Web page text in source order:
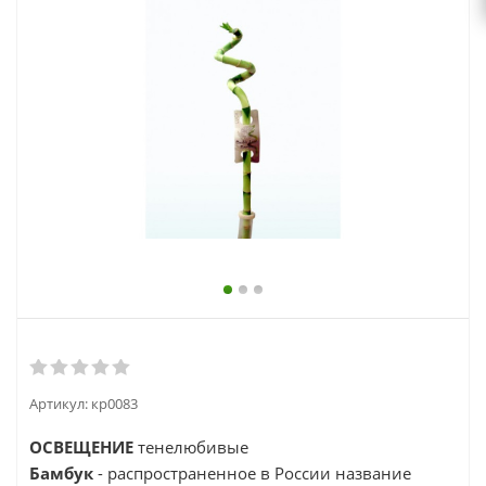
Артикул: кр0083
ОСВЕЩЕНИЕ тенелюбивые
Бамбук - распространенное в России название